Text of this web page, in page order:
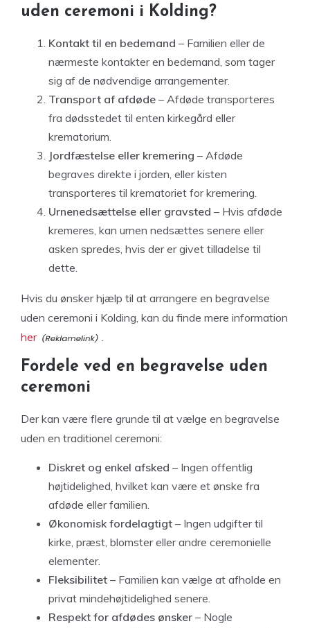
uden ceremoni i Kolding?
Kontakt til en bedemand – Familien eller de
nærmeste kontakter en bedemand, som tager
sig af de nødvendige arrangementer.
Transport af afdøde – Afdøde transporteres
fra dødsstedet til enten kirkegård eller
krematorium.
Jordfæstelse eller kremering – Afdøde
begraves direkte i jorden, eller kisten
transporteres til krematoriet for kremering.
Urnenedsættelse eller gravsted – Hvis afdøde
kremeres, kan urnen nedsættes senere eller
asken spredes, hvis der er givet tilladelse til
dette.
Hvis du ønsker hjælp til at arrangere en begravelse
uden ceremoni i Kolding, kan du finde mere information
her
.
Fordele ved en begravelse uden
ceremoni
Der kan være flere grunde til at vælge en begravelse
uden en traditionel ceremoni:
Diskret og enkel afsked – Ingen offentlig
højtidelighed, hvilket kan være et ønske fra
afdøde eller familien.
Økonomisk fordelagtigt – Ingen udgifter til
kirke, præst, blomster eller andre ceremonielle
elementer.
Fleksibilitet – Familien kan vælge at afholde en
privat mindehøjtidelighed senere.
Respekt for afdødes ønsker – Nogle